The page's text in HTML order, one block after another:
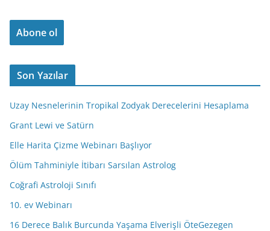
o
t
a
r
e
n
i
Abone ol
Son Yazılar
Uzay Nesnelerinin Tropikal Zodyak Derecelerini Hesaplama
Grant Lewi ve Satürn
Elle Harita Çizme Webinarı Başlıyor
Ölüm Tahminiyle İtibarı Sarsılan Astrolog
Coğrafi Astroloji Sınıfı
10. ev Webinarı
16 Derece Balık Burcunda Yaşama Elverişli ÖteGezegen